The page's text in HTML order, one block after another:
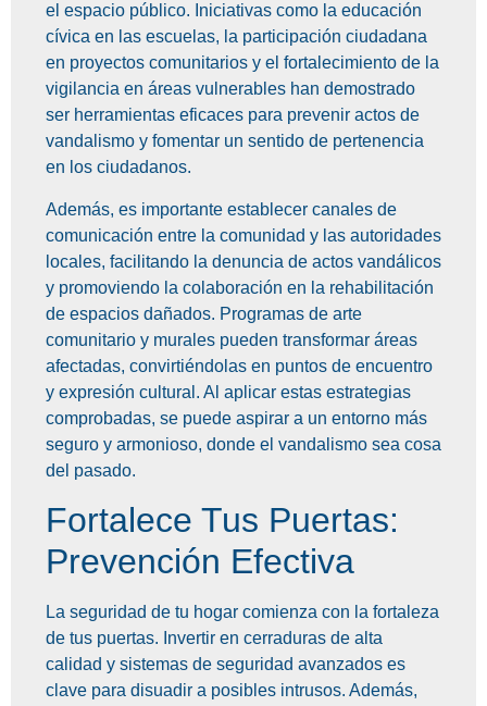
el espacio público. Iniciativas como la educación
cívica en las escuelas, la participación ciudadana
en proyectos comunitarios y el fortalecimiento de la
vigilancia en áreas vulnerables han demostrado
ser herramientas eficaces para prevenir actos de
vandalismo y fomentar un sentido de pertenencia
en los ciudadanos.
Además, es importante establecer canales de
comunicación entre la comunidad y las autoridades
locales, facilitando la denuncia de actos vandálicos
y promoviendo la colaboración en la rehabilitación
de espacios dañados. Programas de arte
comunitario y murales pueden transformar áreas
afectadas, convirtiéndolas en puntos de encuentro
y expresión cultural. Al aplicar estas estrategias
comprobadas, se puede aspirar a un entorno más
seguro y armonioso, donde el vandalismo sea cosa
del pasado.
Fortalece Tus Puertas:
Prevención Efectiva
La seguridad de tu hogar comienza con la fortaleza
de tus puertas. Invertir en cerraduras de alta
calidad y sistemas de seguridad avanzados es
clave para disuadir a posibles intrusos. Además,